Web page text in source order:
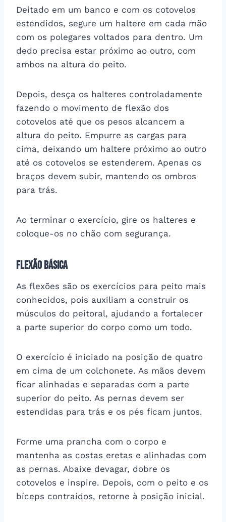
Deitado em um banco e com os cotovelos
estendidos, segure um haltere em cada mão
com os polegares voltados para dentro. Um
dedo precisa estar próximo ao outro, com
ambos na altura do peito.
Depois, desça os halteres controladamente
fazendo o movimento de flexão dos
cotovelos até que os pesos alcancem a
altura do peito. Empurre as cargas para
cima, deixando um haltere próximo ao outro
até os cotovelos se estenderem. Apenas os
braços devem subir, mantendo os ombros
para trás.
Ao terminar o exercício, gire os halteres e
coloque-os no chão com segurança.
Flexão básica
As flexões são os exercícios para peito mais
conhecidos, pois auxiliam a construir os
músculos do peitoral, ajudando a fortalecer
a parte superior do corpo como um todo.
O exercício é iniciado na posição de quatro
em cima de um colchonete. As mãos devem
ficar alinhadas e separadas com a parte
superior do peito. As pernas devem ser
estendidas para trás e os pés ficam juntos.
Forme uma prancha com o corpo e
mantenha as costas eretas e alinhadas com
as pernas. Abaixe devagar, dobre os
cotovelos e inspire. Depois, com o peito e os
bíceps contraídos, retorne à posição inicial.